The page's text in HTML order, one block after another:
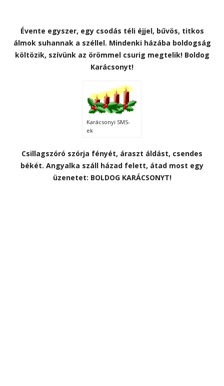
Évente egyszer, egy csodás téli éjjel, bűvös, titkos
álmok suhannak a széllel. Mindenki házába boldogság
költözik, szívünk az örömmel csurig megtelik! Boldog
Karácsonyt!
Karácsonyi SMS-
ek
Csillagszóró szórja fényét, áraszt áldást, csendes
békét. Angyalka száll házad felett, átad most egy
üzenetet: BOLDOG KARÁCSONYT!